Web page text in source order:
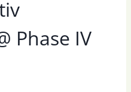
Phase IV